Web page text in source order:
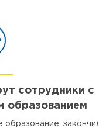
сотрудники с
образованием